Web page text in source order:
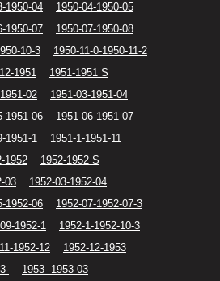
1950-04
1950-04-1950-05
1950-07
1950-07-1950-08
10-3
1950-11-0-1950-11-2
1951
1951-1951 S
02
1951-03-1951-04
1951-06
1951-06-1951-07
1951-1
1951-1-1951-11
1952
1952-1952 S
03
1952-03-1952-04
1952-06
1952-07-1952-07-3
1952-1
1952-1-1952-10-3
1952-12
1952-12-1953
1953--1953-03